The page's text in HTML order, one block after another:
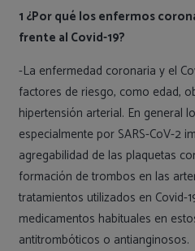
1 ¿Por qué los enfermos
frente al Covid-19?
-La enfermedad coronaria y el
factores de riesgo, como edad,
hipertensión arterial. En general
especialmente por SARS-CoV-2
agregabilidad de las plaquetas
formación de trombos en las
tratamientos utilizados en Covid-
medicamentos habituales en
antitrombóticos o antianginosos.